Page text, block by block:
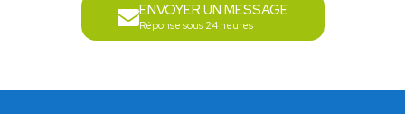
ENVOYER UN MESSAGE
Réponse sous 24 heures